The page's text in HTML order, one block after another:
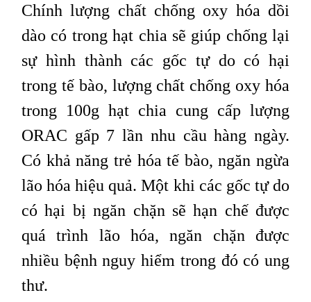
Chính lượng chất chống oxy hóa dồi
dào có trong hạt chia sẽ giúp chống lại
sự hình thành các gốc tự do có hại
trong tế bào, lượng chất chống oxy hóa
trong 100g hạt chia cung cấp lượng
ORAC gấp 7 lần nhu cầu hàng ngày.
Có khả năng trẻ hóa tế bào, ngăn ngừa
lão hóa hiệu quả. Một khi các gốc tự do
có hại bị ngăn chặn sẽ hạn chế được
quá trình lão hóa, ngăn chặn được
nhiều bệnh nguy hiểm trong đó có ung
thư.